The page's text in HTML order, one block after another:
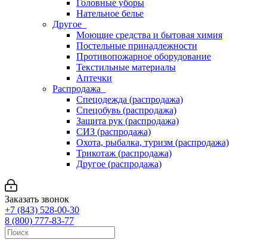
Головные уборы
Нательное белье
Другое
Моющие средства и бытовая химия
Постельные принадлежности
Противопожарное оборудование
Текстильные материалы
Аптечки
Распродажа
Спецодежда (распродажа)
Спецобувь (распродажа)
Защита рук (распродажа)
СИЗ (распродажа)
Охота, рыбалка, туризм (распродажа)
Трикотаж (распродажа)
Другое (распродажа)
Заказать звонок
+7 (843) 528-00-30
8 (800) 777-83-77